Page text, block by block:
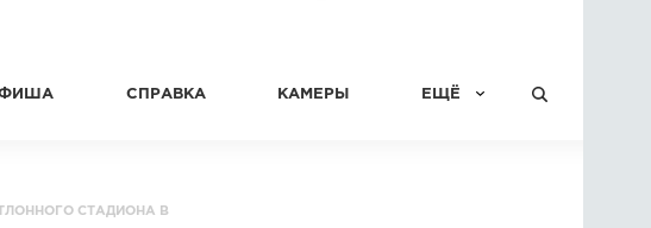
СПРАВКА КАМЕРЫ ЕЩЁ
СТАДИОНА В